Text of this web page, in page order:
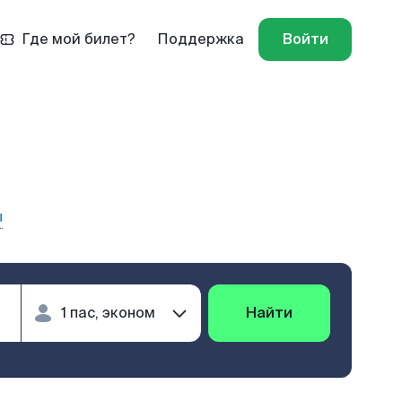
Где мой билет? Поддержка Войти
Найти